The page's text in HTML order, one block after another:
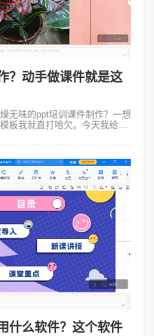
？动手做课件就是这
无味的ppt培训课件制作？一想
板我就直打哈欠。今天我给你
什么软件？这个软件